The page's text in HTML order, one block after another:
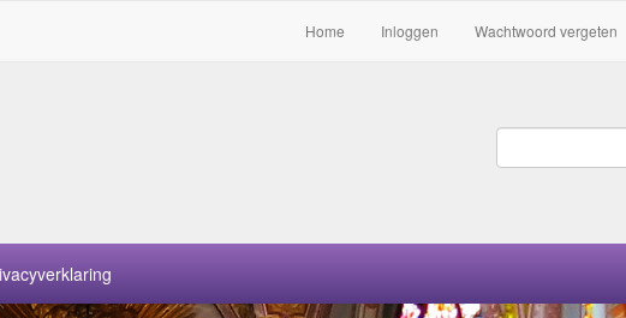
Home Inloggen Wachtwoord vergeten